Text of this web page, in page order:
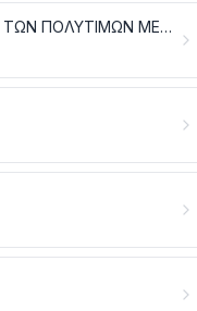
ΑΝΟΡΓΑΝΑ ΧΗΜΙΚΑ ΠΡΟΪΟΝΤΑ. ΕΝΩΣΕΙΣ ΑΝΟΡΓΑΝΕΣ Ή ΟΡΓΑΝΙΚΕΣ ΤΩΝ ΠΟΛΥΤΙΜΩΝ ΜΕΤΑΛΛΩΝ, ΤΩΝ ΡΑΔΙΕΝΕΡΓΩΝ ΣΤΟΙΧΕΙΩΝ, ΤΩΝ ΜΕΤΑΛΛΩΝ ΤΩΝ ΣΠΑΝΙΩΝ ΓΑΙΩΝ Ή ΤΩΝ ΙΣΟΤΟΠΩΝ